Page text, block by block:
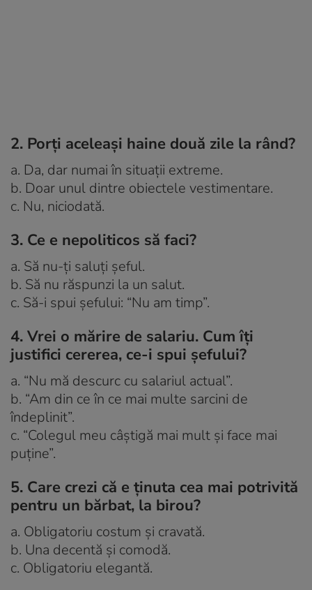
2. Porţi aceleaşi haine două zile la rând?
a. Da, dar numai în situaţii extreme.
b. Doar unul dintre obiectele vestimentare.
c. Nu, niciodată.
3. Ce e nepoliticos să faci?
a. Să nu-ţi saluţi şeful.
b. Să nu răspunzi la un salut.
c. Să-i spui şefului: “Nu am timp”.
4. Vrei o mărire de salariu. Cum îţi
justifici cererea, ce-i spui şefului?
a. “Nu mă descurc cu salariul actual”.
b. “Am din ce în ce mai multe sarcini de
îndeplinit”.
c. “Colegul meu câştigă mai mult şi face mai
puţine”.
5. Care crezi că e ţinuta cea mai potrivită
pentru un bărbat, la birou?
a. Obligatoriu costum şi cravată.
b. Una decentă şi comodă.
c. Obligatoriu elegantă.